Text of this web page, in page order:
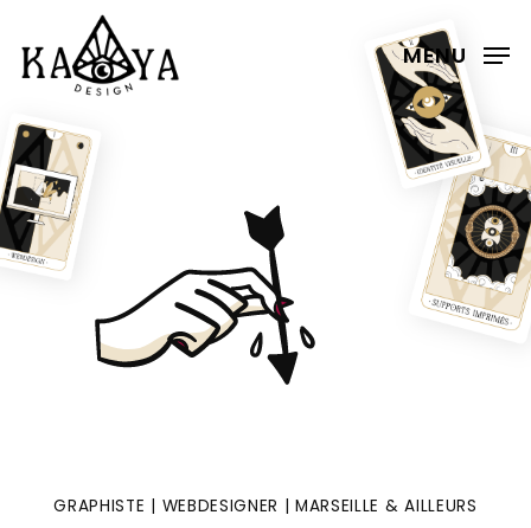
to
main
MENU
GRAPHISTE | WEBDESIGNER | MARSEILLE & AILLEURS
Close